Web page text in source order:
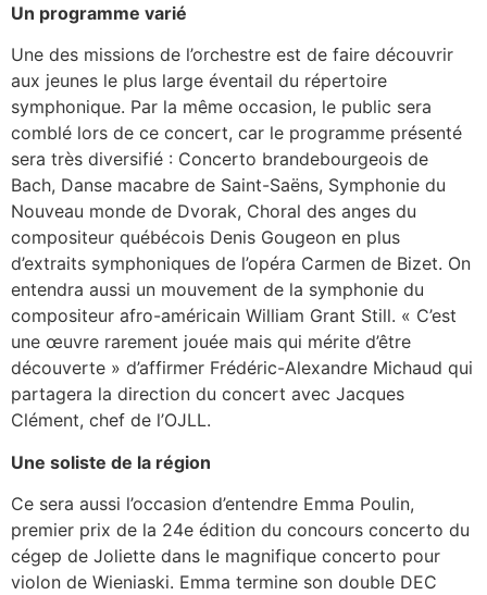
Un programme varié
Une des missions de l’orchestre est de faire découvrir
aux jeunes le plus large éventail du répertoire
symphonique. Par la même occasion, le public sera
comblé lors de ce concert, car le programme présenté
sera très diversifié : Concerto brandebourgeois de
Bach, Danse macabre de Saint-Saëns, Symphonie du
Nouveau monde de Dvorak, Choral des anges du
compositeur québécois Denis Gougeon en plus
d’extraits symphoniques de l’opéra Carmen de Bizet. On
entendra aussi un mouvement de la symphonie du
compositeur afro-américain William Grant Still. « C’est
une œuvre rarement jouée mais qui mérite d’être
découverte » d’affirmer Frédéric-Alexandre Michaud qui
partagera la direction du concert avec Jacques
Clément, chef de l’OJLL.
Une soliste de la région
Ce sera aussi l’occasion d’entendre Emma Poulin,
premier prix de la 24e édition du concours concerto du
cégep de Joliette dans le magnifique concerto pour
violon de Wieniaski. Emma termine son double DEC